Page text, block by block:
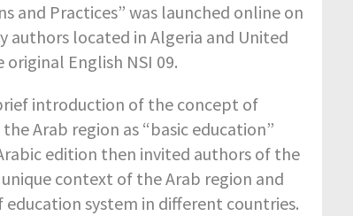
and Practices” was launched online on
authors located in Algeria and United
English NSI 09.
introduction of the concept of
Arab region as “basic education”
edition then invited authors of the
context of the Arab region and
system in different countries.